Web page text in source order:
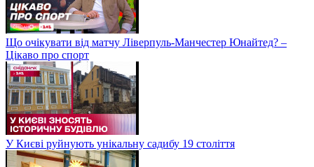
Що очікувати від матчу Ліверпуль-Манчестер Юнайтед? –
Цікаво про спорт
У Києві руйнують унікальну садибу 19 століття